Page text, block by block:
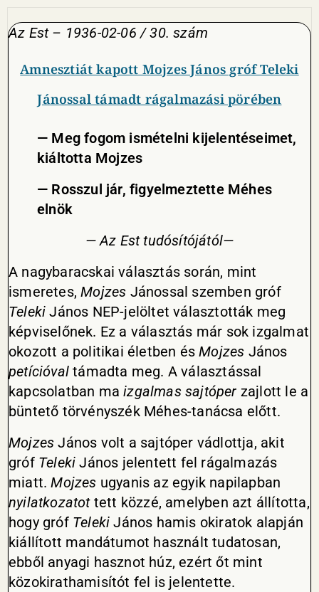
Az Est – 1936-02-06 / 30. szám
Amnesztiát kapott Mojzes János gróf Teleki
Jánossal támadt rágalmazási pörében
— Meg fogom ismételni kijelentéseimet,
kiáltotta Mojzes
— Rosszul jár, figyelmeztette Méhes
elnök
— Az Est tudósítójától—
A nagybaracskai választás során, mint
ismeretes,Mojzes Jánossal szemben gróf
Teleki János NEP-jelöltet választották meg
képviselőnek. Ez a választás már sok izgalmat
okozott a politikai életben ésMojzes János
petícióval támadta meg. A választással
kapcsolatban maizgalmas sajtóper zajlott le a
büntető törvényszék Méhes-tanácsa előtt.
Mojzes János volt a sajtóper vádlottja, akit
gróf TelekiJános jelentett fel rágalmazás
miatt.Mojzes ugyanis az egyik napilapban
nyilatkozatottett közzé, amelyben azt állította,
hogy gróf TelekiJános hamis okiratok alapján
kiállított mandátumot használt tudatosan,
ebből anyagi hasznot húz, ezért őt mint
közokirathamisítót fel is jelentette.